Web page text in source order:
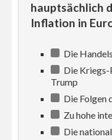
hauptsächlich
Inflation in
Die
Die
Trump
Die Folgen
Zu hohe
Die